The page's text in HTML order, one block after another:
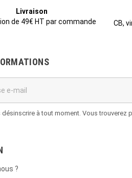
Livraison
de 49€ HT par commande
CB,
désinscrire à tout moment. Vous
?